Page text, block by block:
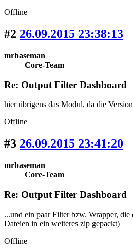
Offline
#2 26.09.2015 23:38:13
mrbaseman
Core-Team
Re: Output Filter Dashboard
hier übrigens das Modul, da die
Offline
#3 26.09.2015 23:41:20
mrbaseman
Core-Team
Re: Output Filter Dashboard
...und ein paar Filter bzw. Wrapper,
Dateien in ein weiteres zip gepackt)
Offline